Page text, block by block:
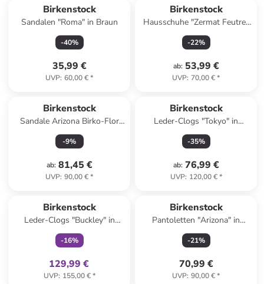
Birkenstock
Sandalen "Roma" in Braun
-40%
35,99 €
UVP: 60,00 €*
Birkenstock
Hausschuhe "Zermat Feutre"
in Grau
-22%
ab: 53,99 €
UVP: 70,00 €*
Birkenstock
Sandale Arizona Birko-Flor
Schmal in gold
-9%
ab: 81,45 €
UVP: 90,00 €*
Birkenstock
Leder-Clogs "Tokyo" in
Dunkelblau
-35%
ab: 76,99 €
UVP: 120,00 €*
Birkenstock
Leder-Clogs "Buckley" in
Beige
-16%
129,99 €
UVP: 155,00 €*
Birkenstock
Pantoletten "Arizona" in
Dunkelblau - Weite N
-21%
70,99 €
UVP: 90,00 €*